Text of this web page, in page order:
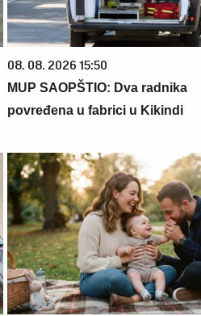
08. 08. 2026 15:50
MUP SAOPŠTIO: Dva radnika
povređena u fabrici u Kikindi